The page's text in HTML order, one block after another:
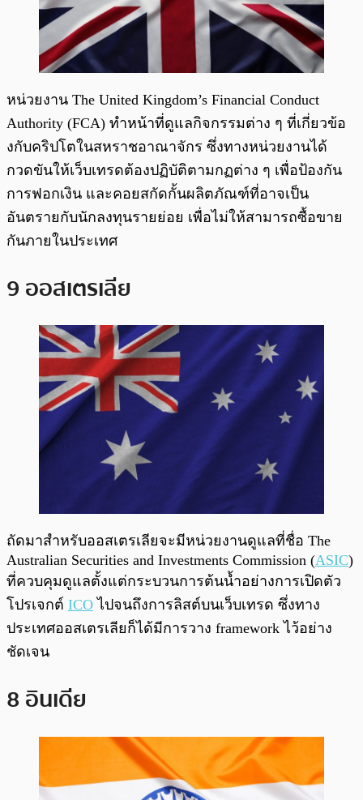
หน่วยงาน The United Kingdom’s Financial Conduct
Authority (FCA) ทำหน้าที่ดูแลกิจกรรมต่าง ๆ ที่เกี่ยวข้อ
งกับคริปโตในสหราชอาณาจักร ซึ่งทางหน่วยงานได้
กวดขันให้เว็บเทรดต้องปฏิบัติตามกฏต่าง ๆ เพื่อป้องกัน
การฟอกเงิน และคอยสกัดกั้นผลิตภัณฑ์ที่อาจเป็น
อันตรายกับนักลงทุนรายย่อย เพื่อไม่ให้สามารถซื้อขาย
กันภายในประเทศ
9 ออสเตรเลีย
ถัดมาสำหรับออสเตรเลียจะมีหน่วยงานดูแลที่ชื่อ The
Australian Securities and Investments Commission (ASIC)
ที่ควบคุมดูแลตั้งแต่กระบวนการต้นน้ำอย่างการเปิดตัว
โปรเจกต์ ICO ไปจนถึงการลิสต์บนเว็บเทรด ซึ่งทาง
ประเทศออสเตรเลียก็ได้มีการวาง framework ไว้อย่าง
ชัดเจน
8 อินเดีย